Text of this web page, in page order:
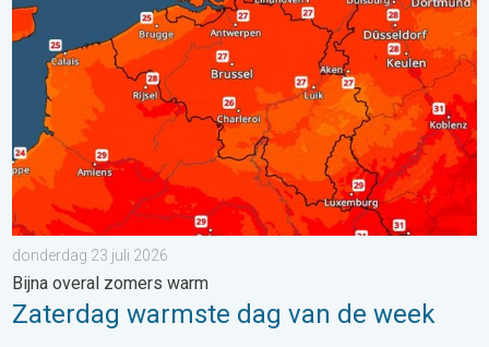
donderdag 23 juli 2026
Bijna overal zomers warm
Zaterdag warmste dag van de week